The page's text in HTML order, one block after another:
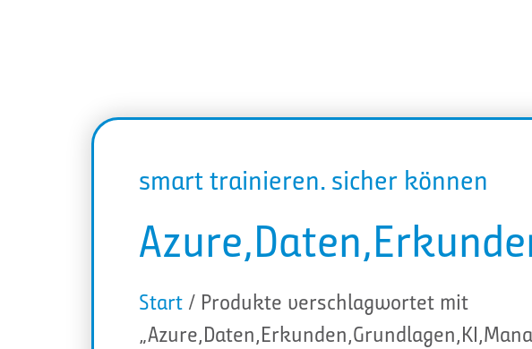
smart trainieren. sicher können
Start / Produkte verschlagwortet mit